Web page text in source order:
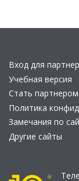
Вход для
Учебная версия
Стать партнером
Политика
Замечания по
Другие сайты